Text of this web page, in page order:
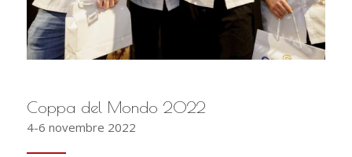
Coppa del Mondo 2022
4-6 novembre 2022